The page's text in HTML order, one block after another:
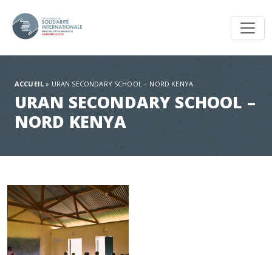
ACCUEIL » URAN SECONDARY SCHOOL – NORD KENYA
URAN SECONDARY SCHOOL –
NORD KENYA